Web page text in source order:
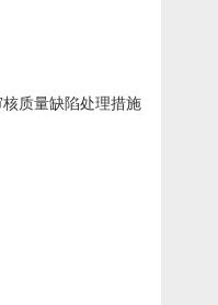
质量缺陷处理措施